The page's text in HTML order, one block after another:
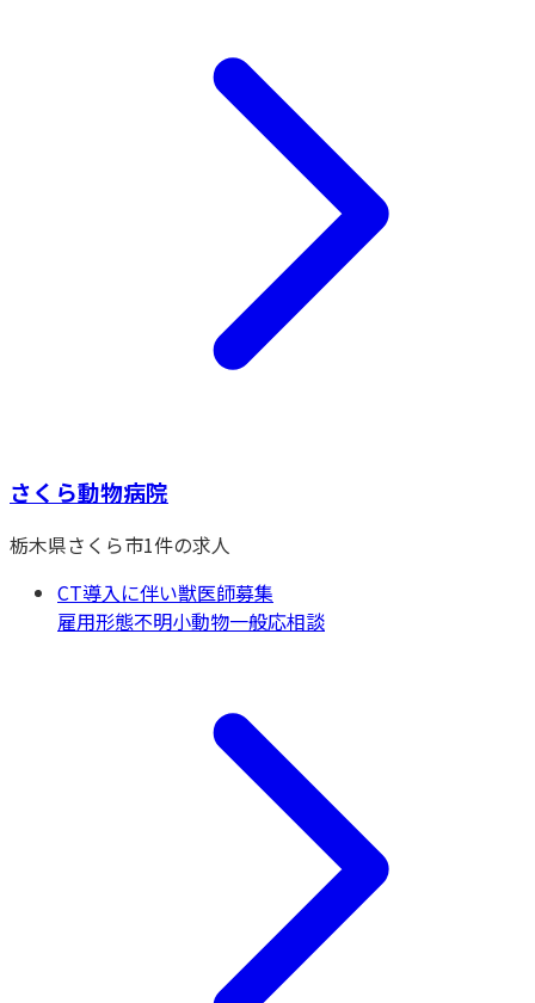
さくら動物病院
栃木県さくら市1件の求人
CT導入に伴い獣医師募集
雇用形態不明小動物一般応相談